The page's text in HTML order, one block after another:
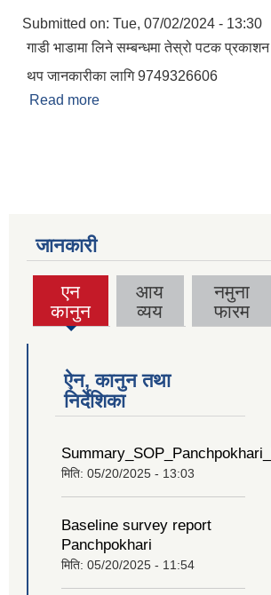
Submitted on: Tue, 07/02/2024 - 13:30
गाडी भाडामा लिने सम्बन्धमा तेस्रो पटक
थप जानकारीका लागि 9749326606
Read more
जानकारी
एन
कानुन
(active
tab)
आय
व्यय
नमुना
फारम
ऐन, कानुन तथा
निर्देशिका
मिति: 05/20/2025 - 13:03
Baseline survey report
Panchpokhari
मिति: 05/20/2025 - 11:54